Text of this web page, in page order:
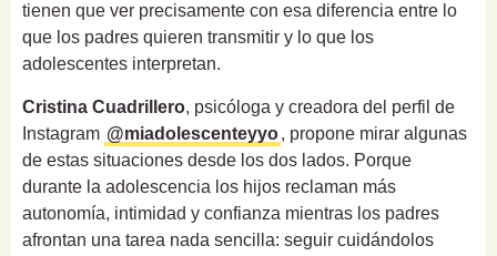
tienen que ver precisamente con esa diferencia entre lo
que los padres quieren transmitir y lo que los
adolescentes interpretan.
Cristina Cuadrillero, psicóloga y creadora del perfil de
Instagram @miadolescenteyyo, propone mirar algunas
de estas situaciones desde los dos lados. Porque
durante la adolescencia los hijos reclaman más
autonomía, intimidad y confianza mientras los padres
afrontan una tarea nada sencilla: seguir cuidándolos